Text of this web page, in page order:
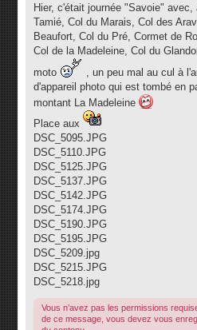
s
a
g
Hier, c'était journée "Savoie"
Tamié, Col du Marais, Col des
Beaufort, Col du Pré, Cormet de
Col de la Madeleine, Col du
moto
, un peu mal au cul à
d'appareil photo qui est tombé en
montant La Madeleine
Place aux
DSC_5095.JPG
DSC_5110.JPG
DSC_5125.JPG
DSC_5137.JPG
DSC_5142.JPG
DSC_5174.JPG
DSC_5190.JPG
DSC_5195.JPG
DSC_5209.jpg
DSC_5215.JPG
DSC_5218.jpg
Vous n’avez pas les permissions
de ce message, vous devez vous